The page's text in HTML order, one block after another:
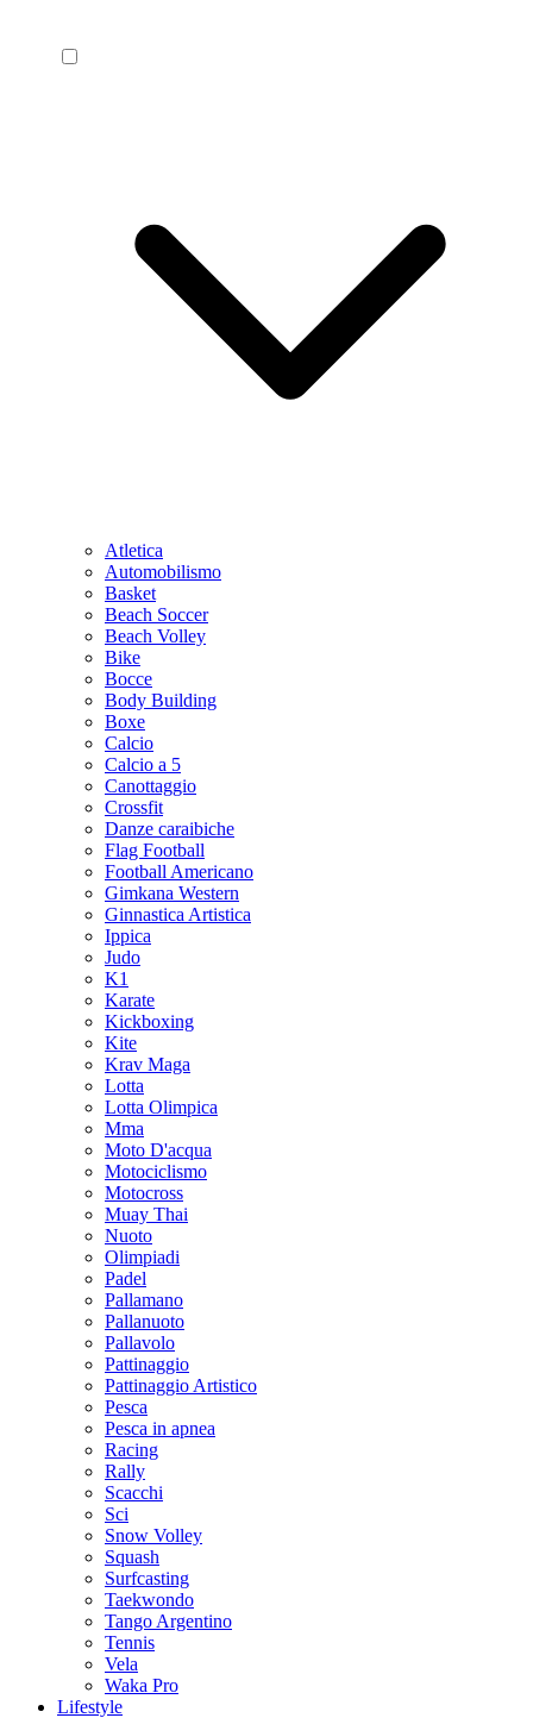
Atletica
Automobilismo
Basket
Beach Soccer
Beach Volley
Bike
Bocce
Body Building
Boxe
Calcio
Calcio a 5
Canottaggio
Crossfit
Danze caraibiche
Flag Football
Football Americano
Gimkana Western
Ginnastica Artistica
Ippica
Judo
K1
Karate
Kickboxing
Kite
Krav Maga
Lotta
Lotta Olimpica
Mma
Moto D'acqua
Motociclismo
Motocross
Muay Thai
Nuoto
Olimpiadi
Padel
Pallamano
Pallanuoto
Pallavolo
Pattinaggio
Pattinaggio Artistico
Pesca
Pesca in apnea
Racing
Rally
Scacchi
Sci
Snow Volley
Squash
Surfcasting
Taekwondo
Tango Argentino
Tennis
Vela
Waka Pro
Lifestyle